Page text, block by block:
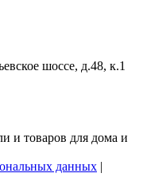
шоссе, д.48, к.1
и товаров для дома и
данных |